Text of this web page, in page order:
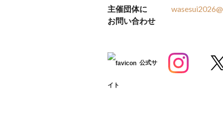
主催団体に
お問い合わせ
公式サ
イト